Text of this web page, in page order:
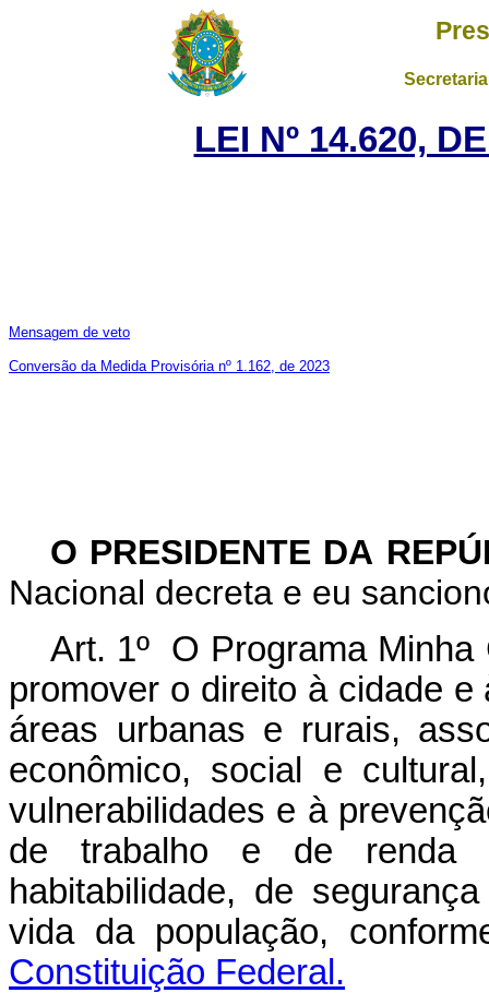
LEI Nº 14.620,
Mensagem de veto
Conversão da Medida Provisória nº 1.162, de 2023
O PRESIDENTE DA
Nacional decreta e eu
Art. 1º O Programa Minha
promover o direito à cidade
áreas urbanas e rurais,
econômico, social e
vulnerabilidades e à
de trabalho e de renda
habitabilidade, de
vida da população,
Constituição Federal.